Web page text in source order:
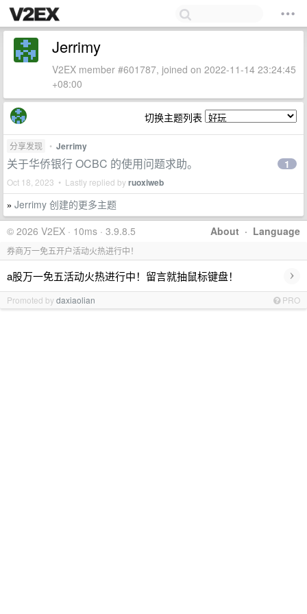
Jerrimy
V2EX member #601787, joined on 2022-11-14 23:24:45
+08:00
切换主题列表
分享发现 • Jerrimy
关于华侨银行 OCBC 的使用问题求助。
Oct 18, 2023 • Lastly replied byruoxiweb
1
» Jerrimy 创建的更多主题
About · Language
© 2026 V2EX · 10ms · 3.9.8.5
券商万一免五开户活动火热进行中！
a股万一免五活动火热进行中！留言就抽鼠标键盘！ ›
Promoted bydaxiaolian PRO